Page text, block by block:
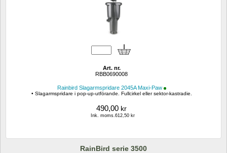
Art. nr.
RBB0690008
Rainbird Slagarmspridare 2045A Maxi-Paw
• Slagarmspridare i pop-up-utförande. Fullcirkel eller sektor-kastradie.
490,00 kr
Ink. moms.612,50 kr
RainBird serie 3500